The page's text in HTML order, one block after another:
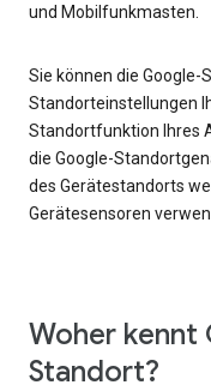
und Mobilfunkmasten.
Sie können die
Standorteinstellungen
Standortfunktion Ihres
die Google-
des Gerätestandorts
Gerätesensoren
Woher kennt
Standort?